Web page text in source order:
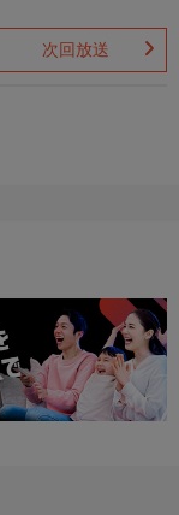
次回放送